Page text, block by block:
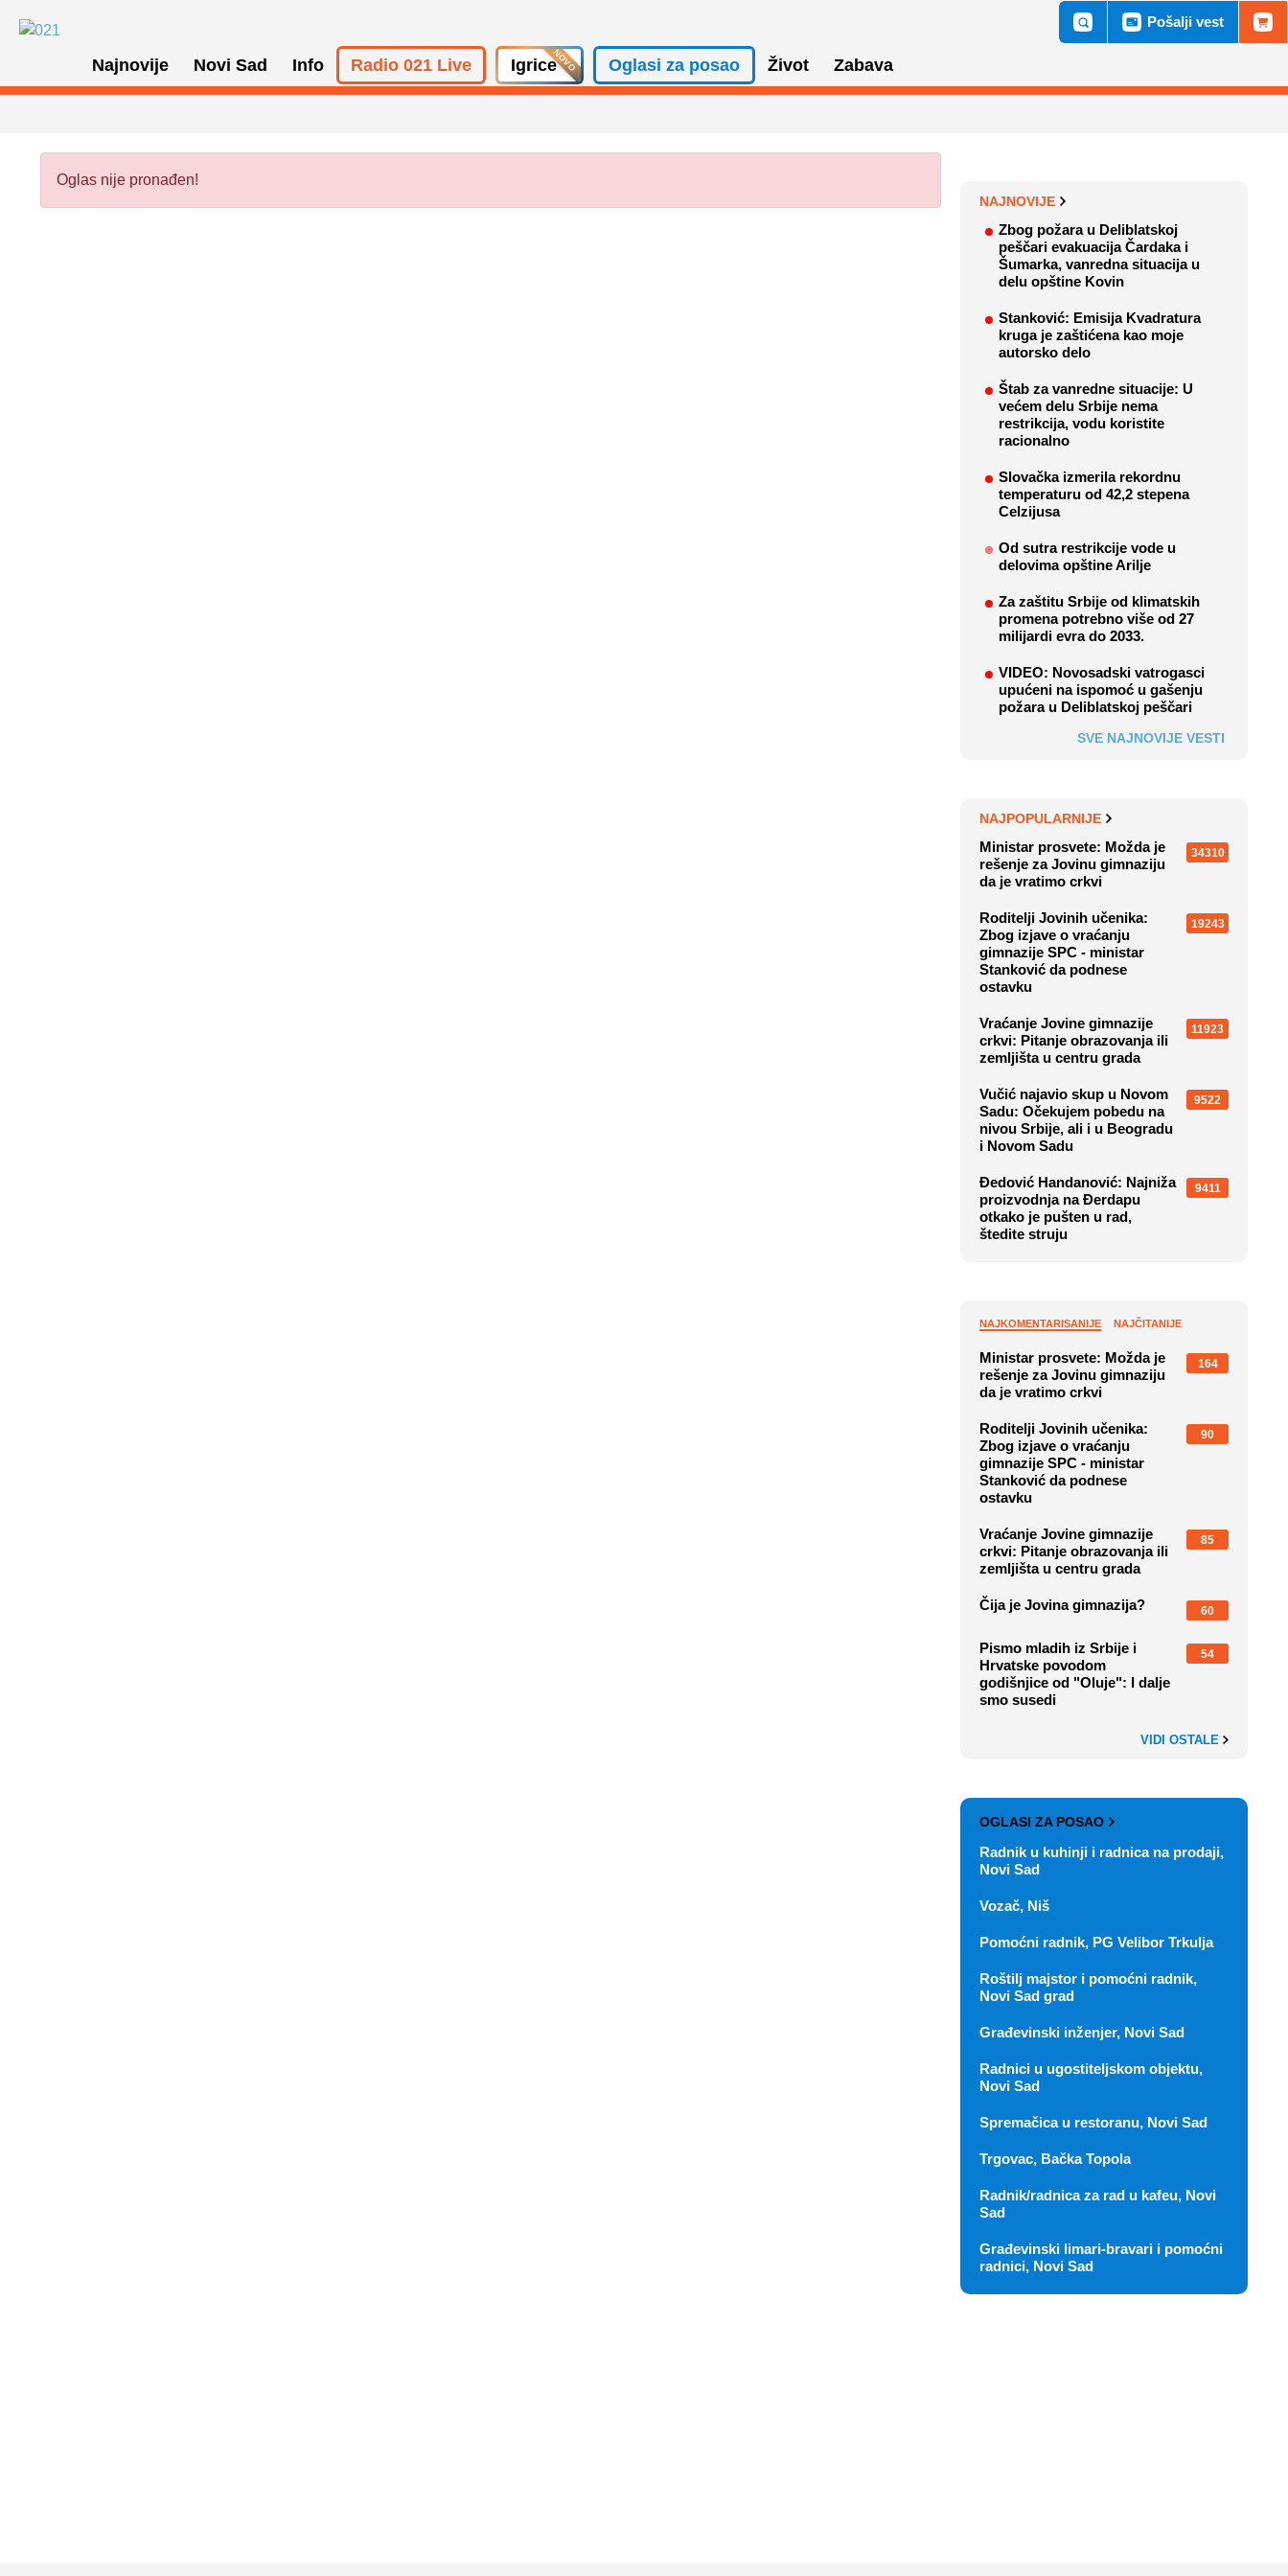
Najnovije Novi Sad Info Radio 021 Live Igrice Oglasi za posao Život Zabava
Pošalji vest
Oglas nije pronađen!
NAJNOVIJE
Zbog požara u Deliblatskoj
peščari evakuacija Čardaka i
Šumarka, vanredna situacija u
delu opštine Kovin
Stanković: Emisija Kvadratura
kruga je zaštićena kao moje
autorsko delo
Štab za vanredne situacije: U
većem delu Srbije nema
restrikcija, vodu koristite
racionalno
Slovačka izmerila rekordnu
temperaturu od 42,2 stepena
Celzijusa
Od sutra restrikcije vode u
delovima opštine Arilje
Za zaštitu Srbije od klimatskih
promena potrebno više od 27
milijardi evra do 2033.
VIDEO: Novosadski vatrogasci
upućeni na ispomoć u gašenju
požara u Deliblatskoj peščari
SVE NAJNOVIJE VESTI
NAJPOPULARNIJE
Ministar prosvete: Možda je
rešenje za Jovinu gimnaziju
da je vratimo crkvi
34310
Roditelji Jovinih učenika:
Zbog izjave o vraćanju
gimnazije SPC - ministar
Stanković da podnese
ostavku
19243
Vraćanje Jovine gimnazije
crkvi: Pitanje obrazovanja ili
zemljišta u centru grada
11923
Vučić najavio skup u Novom
Sadu: Očekujem pobedu na
nivou Srbije, ali i u Beogradu
i Novom Sadu
9522
Đedović Handanović: Najniža
proizvodnja na Đerdapu
otkako je pušten u rad,
štedite struju
9411
NAJKOMENTARISANIJE NAJČITANIJE
Ministar prosvete: Možda je
rešenje za Jovinu gimnaziju
da je vratimo crkvi
164
Roditelji Jovinih učenika:
Zbog izjave o vraćanju
gimnazije SPC - ministar
Stanković da podnese
ostavku
90
Vraćanje Jovine gimnazije
crkvi: Pitanje obrazovanja ili
zemljišta u centru grada
85
Čija je Jovina gimnazija? 60
Pismo mladih iz Srbije i
Hrvatske povodom
godišnjice od "Oluje": I dalje
smo susedi
54
VIDI OSTALE
OGLASI ZA POSAO
Radnik u kuhinji i radnica na prodaji,
Novi Sad
Vozač, Niš
Pomoćni radnik, PG Velibor Trkulja
Roštilj majstor i pomoćni radnik,
Novi Sad grad
Građevinski inženjer, Novi Sad
Radnici u ugostiteljskom objektu,
Novi Sad
Spremačica u restoranu, Novi Sad
Trgovac, Bačka Topola
Radnik/radnica za rad u kafeu, Novi
Sad
Građevinski limari-bravari i pomoćni
radnici, Novi Sad